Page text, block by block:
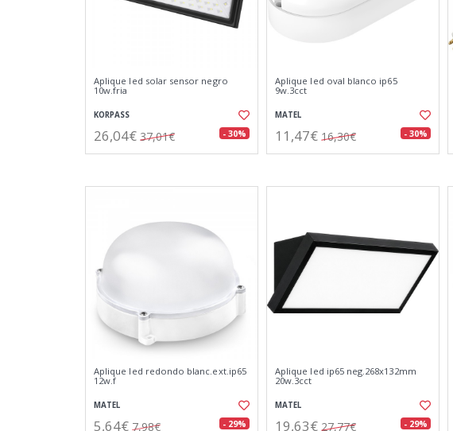
Aplique led solar sensor negro
10w.fria
KORPASS
26,04€ 37,01€ - 30%
Aplique led oval blanco ip65
9w.3cct
MATEL
11,47€ 16,30€ - 30%
Aplique led redondo blanc.ext.ip65
12w.f
MATEL
5,64€ 7,98€ - 29%
Aplique led ip65 neg.268x132mm
20w.3cct
MATEL
19,63€ 27,77€ - 29%